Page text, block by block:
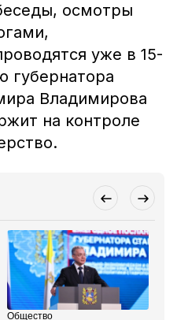
осмотры
уже в 15-
губернатора
Владимирова
на контроле
Общество